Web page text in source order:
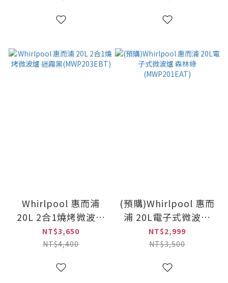
Whirlpool 惠而浦
20L 2合1燒烤微波爐
迷霧黑(MWP203EBT)
NT$3,650
NT$4,400
(預購)Whirlpool 惠而
浦 20L電子式微波爐
森林綠(MWP201EAT)
NT$2,999
NT$3,500